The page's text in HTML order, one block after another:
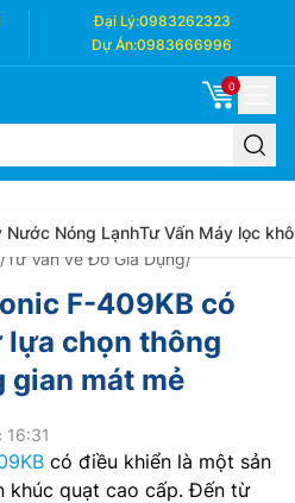
Đại Lý:0983262323
Dự Án:0983666996
0
Nước Nóng LạnhTư Vấn Máy lọc
/Tư Vấn về Đồ Gia Dụng/
F-409KB có
lựa chọn thông
gian mát mẻ
có điều khiển là một sản
khúc quạt cao cấp. Đến từ